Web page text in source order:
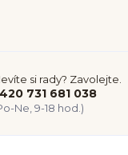
si rady? Zavolejte.
731 681 038
Ne, 9-18 hod.)